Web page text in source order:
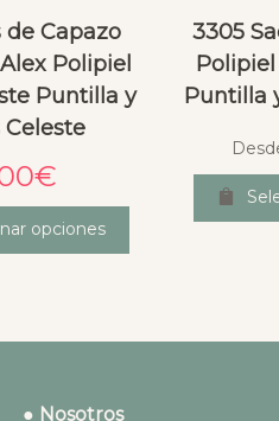
de Capazo
Polipiel
Puntilla y
Celeste
€
opciones
3305
Puntilla
● Nosotros